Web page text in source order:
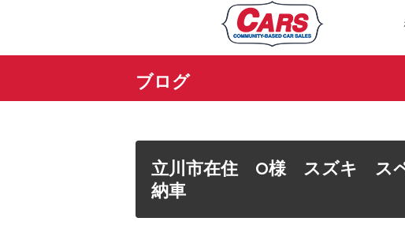
ブログ
立川市在住 O様 スズキ ス
納車